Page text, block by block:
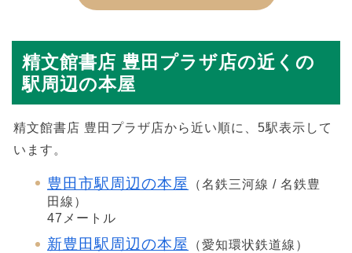
精文館書店 豊田プラザ店の近くの
駅周辺の本屋
精文館書店 豊田プラザ店から近い順に、5駅表示して
います。
豊田市駅周辺の本屋
（名鉄三河線 / 名鉄豊
田線）
47メートル
新豊田駅周辺の本屋 （愛知環状鉄道線）